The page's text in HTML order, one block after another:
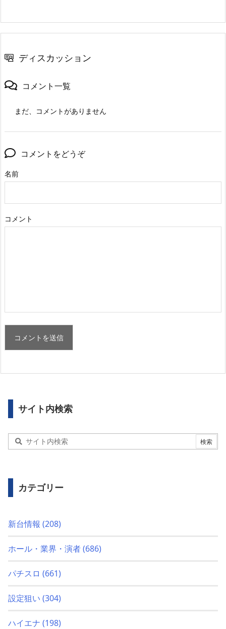
ディスカッション
コメント一覧
まだ、コメントがありません
コメントをどうぞ
名前
コメント
サイト内検索
カテゴリー
新台情報 (208)
ホール・業界・演者(686)
パチスロ (661)
設定狙い (304)
ハイエナ (198)